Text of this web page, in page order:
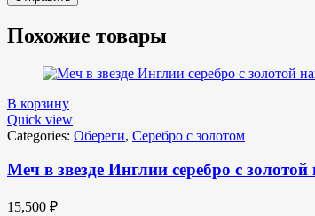
Похожие товары
В корзину
Quick view
Categories: Обереги, Серебро с золотом
Меч в звезде Инглии серебро с
15,500 ₽